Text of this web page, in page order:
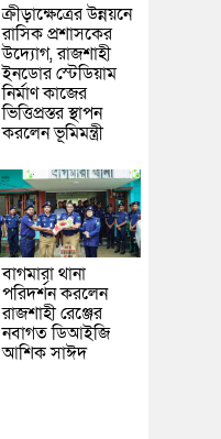
ক্রীড়াক্ষেত্রের উন্নয়নে
রাসিক প্রশাসকের
উদ্যোগ, রাজশাহী
ইনডোর স্টেডিয়াম
নির্মাণ কাজের
ভিত্তিপ্রস্তর স্থাপন
করলেন ভূমিমন্ত্রী
বাগমারা থানা
পরিদর্শন করলেন
রাজশাহী রেঞ্জের
নবাগত ডিআইজি
আশিক সাঈদ